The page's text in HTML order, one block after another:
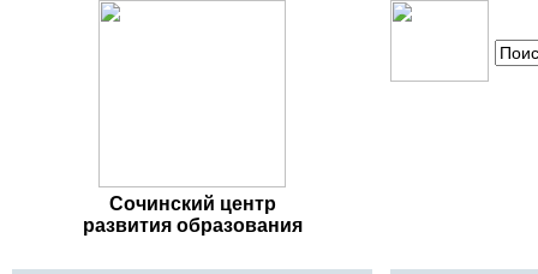
Сочинский центр
развития образования